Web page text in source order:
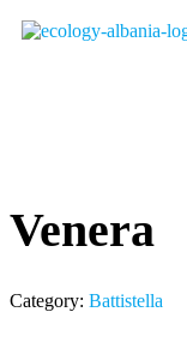
Venera
Category: Battistella